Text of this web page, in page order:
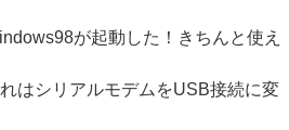
が起動した！きちんと使え
はシリアルモデムをUSB接続に変